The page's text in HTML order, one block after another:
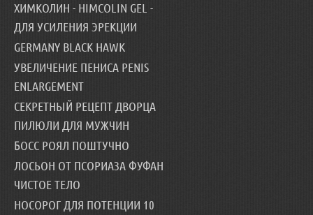
ХИМКОЛИН - HIMCOLIN GEL -
ДЛЯ УСИЛЕНИЯ ЭРЕКЦИИ
GERMANY BLACK HAWK
УВЕЛИЧЕНИЕ ПЕНИСА PENIS
ENLARGEMENT
СЕКРЕТНЫЙ РЕЦЕПТ ДВОРЦА
ПИЛЮЛИ ДЛЯ МУЖЧИН
БОСС РОЯЛ ПОШТУЧНО
ЛОСЬОН ОТ ПСОРИАЗА ФУФАН
ЧИСТОЕ ТЕЛО
НОСОРОГ ДЛЯ ПОТЕНЦИИ 10